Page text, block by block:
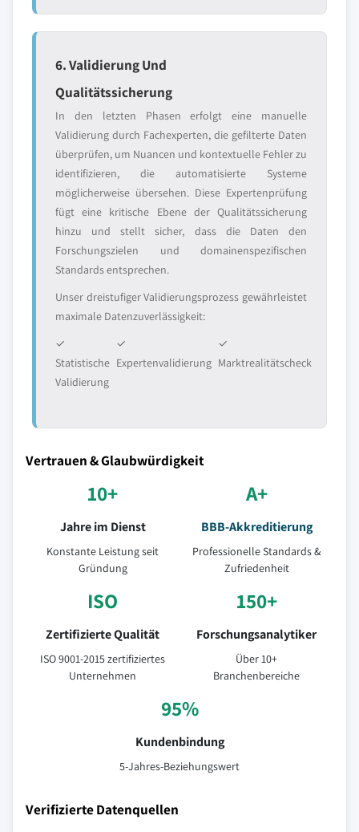
6. Validierung Und
Qualitätssicherung
In den letzten Phasen erfolgt eine manuelle
Validierung durch Fachexperten, die gefilterte Daten
überprüfen, um Nuancen und kontextuelle Fehler zu
identifizieren, die automatisierte Systeme
möglicherweise übersehen. Diese Expertenprüfung
fügt eine kritische Ebene der Qualitätssicherung
hinzu und stellt sicher, dass die Daten den
Forschungszielen und domainenspezifischen
Standards entsprechen.
Unser dreistufiger Validierungsprozess gewährleistet
maximale Datenzuverlässigkeit:
✓
Statistische
Validierung
✓
Expertenvalidierung
✓
Marktrealitätscheck
Vertrauen & Glaubwürdigkeit
10+
Jahre im Dienst
Konstante Leistung seit
Gründung
A+
BBB-Akkreditierung
Professionelle Standards &
Zufriedenheit
ISO
Zertifizierte Qualität
ISO 9001-2015 zertifiziertes
Unternehmen
150+
Forschungsanalytiker
Über 10+
Branchenbereiche
95%
Kundenbindung
5-Jahres-Beziehungswert
Verifizierte Datenquellen